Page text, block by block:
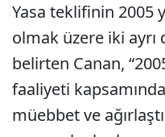
Yasa teklifinin 2005
olmak üzere iki ayrı
belirten Canan,
faaliyeti
müebbet ve